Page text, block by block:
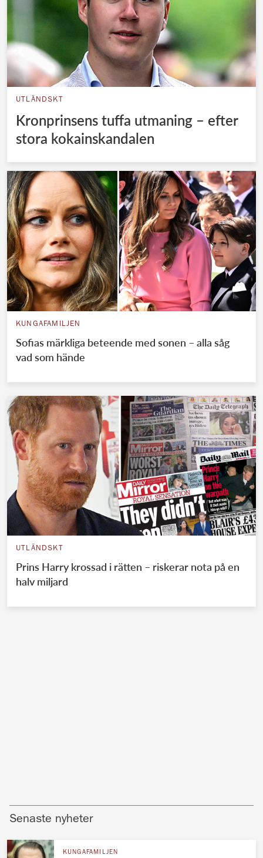
UTLÄNDSKT
Kronprinsens tuffa utmaning – efter
stora kokainskandalen
KUNGAFAMILJEN
Sofias märkliga beteende med sonen – alla såg
vad som hände
UTLÄNDSKT
Prins Harry krossad i rätten – riskerar nota på en
halv miljard
Senaste nyheter
KUNGAFAMILJEN